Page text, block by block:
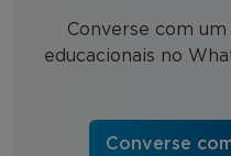
Converse com
educacionais no
Converse